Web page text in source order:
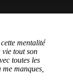
mentalité
vie tout son
toutes les
me manques,